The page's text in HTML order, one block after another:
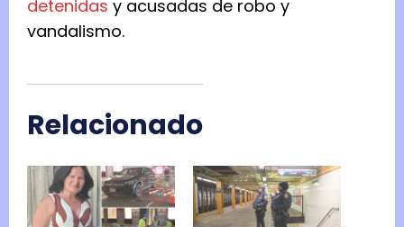
detenidas y acusadas de robo y
vandalismo.
Relacionado